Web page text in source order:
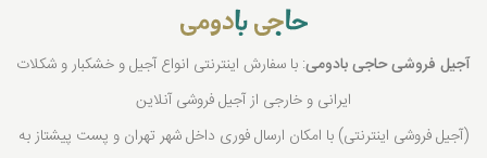
آجیل فروشی حاجی بادومی: با سفارش اینترنتی انواع آجیل و خشکبار و شکلات
ایرانی و خارجی از آجیل فروشی آنلاین
(آجیل فروشی اینترنتی) با امکان ارسال فوری داخل شهر تهران و پست پیشتاز به